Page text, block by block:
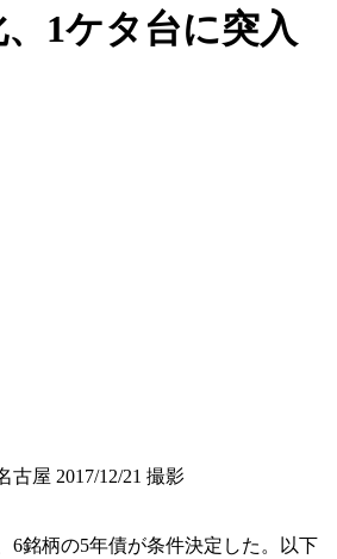
1ケタ台に突入
古屋 2017/12/21 撮影
6銘柄の5年債が条件決定した。以下